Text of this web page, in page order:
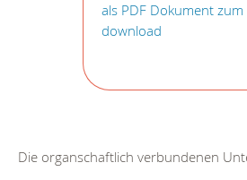
als PDF Dokument zum
download
Die organschaftlich verbundenen